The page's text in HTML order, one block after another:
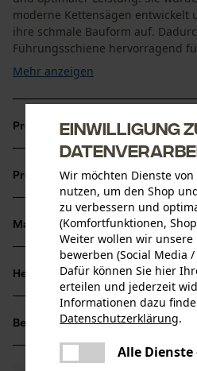
moderne Kettensägen entwickelt
ihre schmale Bauform auf.
Führungsschiene hervorragend
Mehr anzeigen
Produktvorteile
Ruhige Laufeigenschaften
Schmaler Schnitt
Erhöhte Lebensdauer und
Produktinformationen
Produktdetails
Aktivitätstyp
Baumpflege, Entasten, Sägen
Altersgruppe
Erwachsener
Material & Pflege
Material
Hauptmaterial
Herstellerinformationen
Hersteller
Oregon Tool, Inc.
4909 SE International Way
97222 Portland, USA
Bewertungen
Einwilligung
Wir möchten Dienste
nutzen, um den Shop
zu verbessern und
(Komfortfunktionen,
Weiter wollen wir unsere
bewerben (Social Media
Dafür können Sie hier
erteilen und jederzeit
Informationen dazu
Datenschutzerklärung.
Alle
Es ist ein Fehler
versuchen Sie es